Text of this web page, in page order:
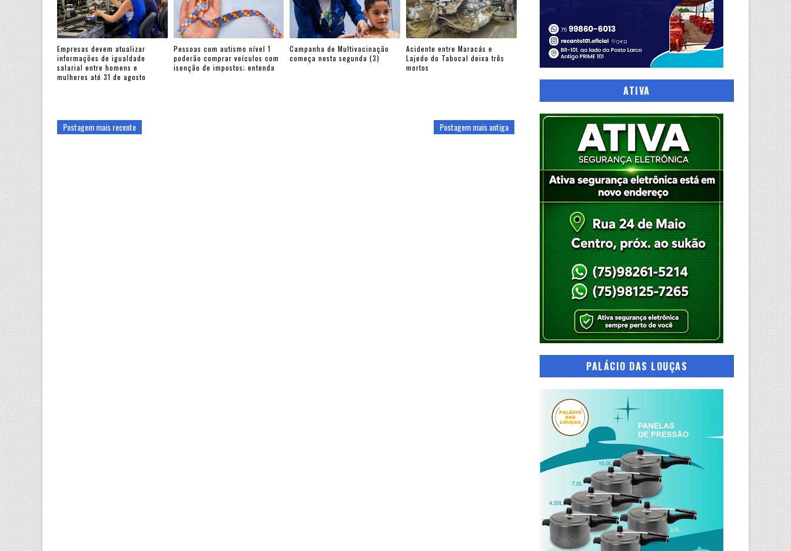
Empresas devem atualizar
informações de igualdade
salarial entre homens e
mulheres até 31 de agosto
Pessoas com autismo nível 1
poderão comprar veículos com
isenção de impostos; entenda
Campanha de Multivacinação
começa nesta segunda (3)
Acidente entre Maracás e
Lajedo do Tabocal deixa três
mortos
Postagem mais recente Postagem mais antiga
ATIVA
PALÁCIO DAS LOUÇAS